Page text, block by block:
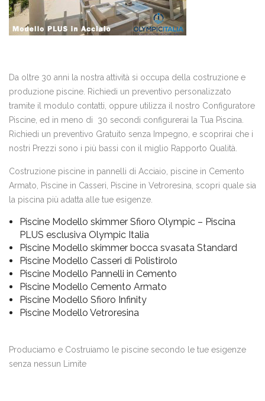
Da oltre 30 anni la nostra attività si occupa della costruzione e
produzione piscine. Richiedi un preventivo personalizzato
tramite il modulo contatti, oppure utilizza il nostro Configuratore
Piscine, ed in meno di 30 secondi configurerai la Tua Piscina.
Richiedi un preventivo Gratuito senza Impegno, e scoprirai che i
nostri Prezzi sono i più bassi con il miglio Rapporto Qualità.
Costruzione piscine in pannelli di Acciaio, piscine in Cemento
Armato, Piscine in Casseri, Piscine in Vetroresina, scopri quale sia
la piscina più adatta alle tue esigenze.
Piscine Modello skimmer Sfioro Olympic – Piscina
PLUS esclusiva Olympic Italia
Piscine Modello skimmer bocca svasata Standard
Piscine Modello Casseri di Polistirolo
Piscine Modello Pannelli in Cemento
Piscine Modello Cemento Armato
Piscine Modello Sfioro Infinity
Piscine Modello Vetroresina
Produciamo e Costruiamo le piscine secondo le tue esigenze
senza nessun Limite